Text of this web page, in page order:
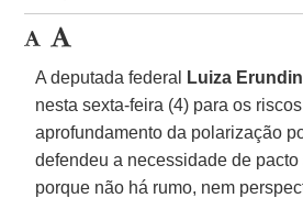
A deputada federal Luiza
nesta sexta-feira (4) para os
aprofundamento da polarização
defendeu a necessidade de
porque não há rumo, nem